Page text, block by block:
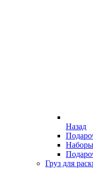
Назад
Наборы
Груз для